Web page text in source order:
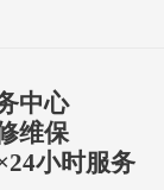
中心
维保
小时服务